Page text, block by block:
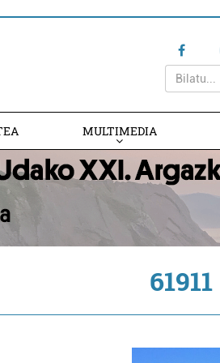
MULTIMEDIA
61911